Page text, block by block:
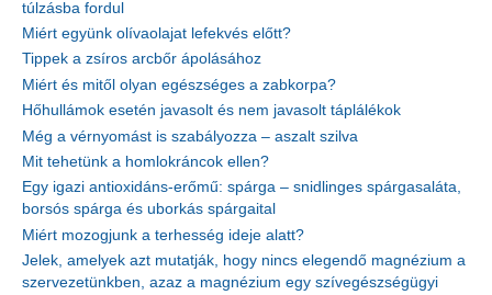
túlzásba fordul
Miért együnk olívaolajat lefekvés előtt?
Tippek a zsíros arcbőr ápolásához
Miért és mitől olyan egészséges a zabkorpa?
Hőhullámok esetén javasolt és nem javasolt táplálékok
Még a vérnyomást is szabályozza – aszalt szilva
Mit tehetünk a homlokráncok ellen?
Egy igazi antioxidáns-erőmű: spárga – snidlinges spárgasaláta,
borsós spárga és uborkás spárgaital
Miért mozogjunk a terhesség ideje alatt?
Jelek, amelyek azt mutatják, hogy nincs elegendő magnézium a
szervezetünkben, azaz a magnézium egy szívegészségügyi